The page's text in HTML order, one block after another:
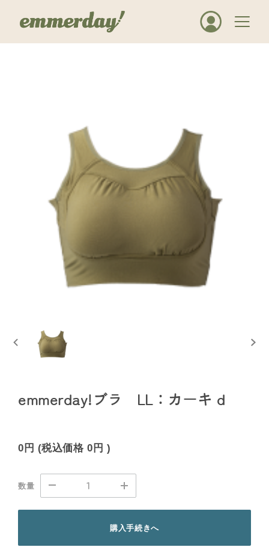
emmerday!ブラ LL：カーキ d
0円 (税込価格0円 )
数量
購入手続きへ